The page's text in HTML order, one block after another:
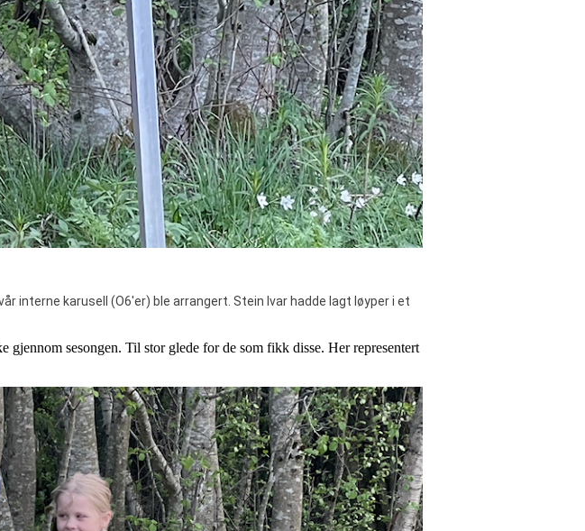
interne karusell (O6'er) ble arrangert. Stein Ivar hadde lagt løyper i et
sesongen. Til stor glede for de som fikk disse. Her representert